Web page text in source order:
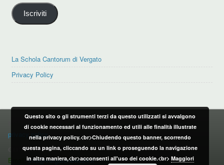
mail
Iscriviti
La Schola Cantorum di Vergato
Privacy Policy
PRIVACY POLICY
privacy policy
CONTATTI:
Email:info@vergatonews24.it
Questo sito o gli strumenti terzi da questo utilizzati si avvalgono
di cookie necessari al funzionamento ed utili alle finalità illustrate
nella privacy policy.<br>Chiudendo questo banner, scorrendo
questa pagina, cliccando su un link o proseguendo la navigazione
in altra maniera,<br>acconsenti all'uso dei cookie.<br> Maggiori